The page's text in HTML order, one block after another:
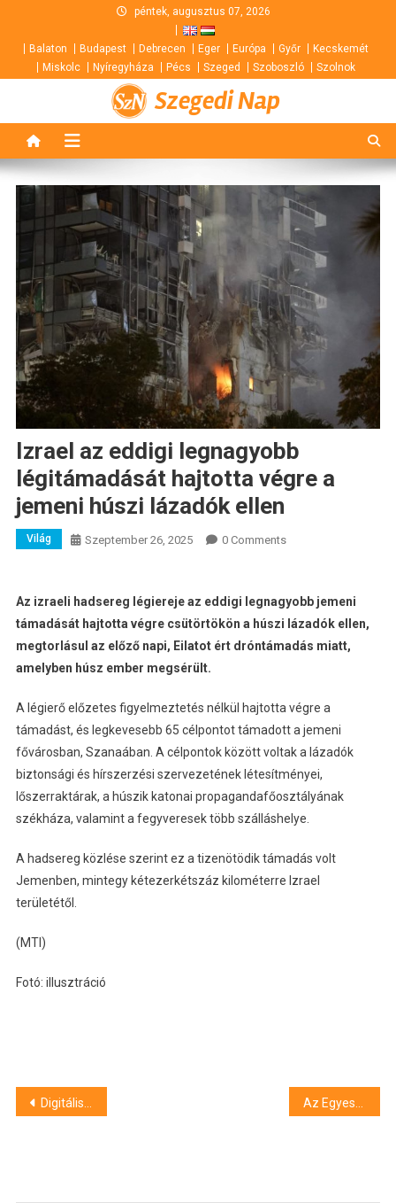
content
péntek, augusztus 07, 2026
Balaton Budapest Debrecen Eger Európa Győr
Kecskemét
Miskolc
Nyíregyháza Pécs Szeged Szoboszló Szolnok
Szegedi Nap
Izrael az eddigi legnagyobb
légitámadását hajtotta végre a
jemeni húszi lázadók ellen
Világ Szeptember 26, 2025 0 Comments
Az izraeli hadsereg légiereje az eddigi legnagyobb jemeni
támadását hajtotta végre csütörtökön a húszi lázadók ellen,
megtorlásul az előző napi, Eilatot ért dróntámadás miatt,
amelyben húsz ember megsérült.
A légierő előzetes figyelmeztetés nélkül hajtotta végre a
támadást, és legkevesebb 65 célpontot támadott a jemeni
fővárosban, Szanaában. A célpontok között voltak a lázadók
biztonsági és hírszerzési szervezetének létesítményei,
lőszerraktárak, a húszik katonai propagandafőosztályának
székháza, valamint a fegyveresek több szálláshelye.
A hadsereg közlése szerint ez a tizenötödik támadás volt
Jemenben, mintegy kétezerkétszáz kilométerre Izrael
területétől.
(MTI)
Fotó: illusztráció
Bejegyzés
Digitális személyi igazolvány bevezetését tervezi Nagy-Britannia